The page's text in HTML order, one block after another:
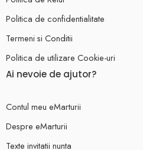
Politica de confidentialitate
Termeni si Conditii
Politica de utilizare Cookie-uri
Ai nevoie de ajutor?
Contul meu eMarturii
Despre eMarturii
Texte invitatii nunta